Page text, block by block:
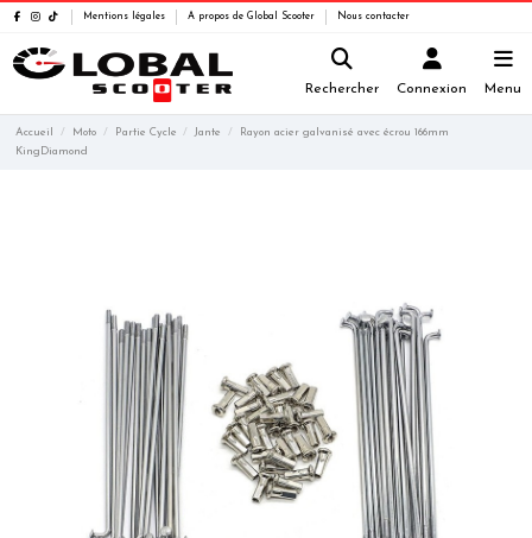
Mentions légales A propos de Global Scooter Nous contacter
Rechercher Connexion Menu
Accueil Moto Partie Cycle Jante
Rayon acier galvanisé avec écrou 166mm
KingDiamond